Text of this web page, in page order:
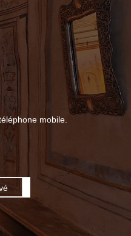
mobile.
Désactivé